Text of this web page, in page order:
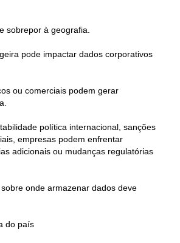
sobrepor à geografia.
pode impactar dados corporativos
ou comerciais podem gerar
política internacional, sanções
empresas podem enfrentar
adicionais ou mudanças regulatórias
onde armazenar dados deve
do país